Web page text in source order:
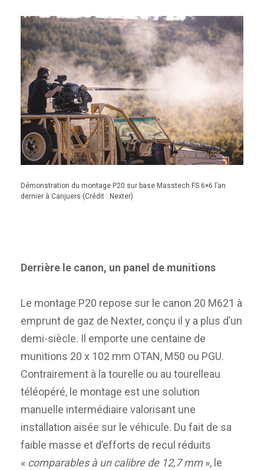
Démonstration du montage P20 sur base Masstech FS 6×6 l’an
dernier à Canjuers (Crédit : Nexter)
Derrière le canon, un panel de munitions
Le montage P20 repose sur le canon 20 M621 à
emprunt de gaz de Nexter, conçu il y a plus d’un
demi-siècle. Il emporte une centaine de
munitions 20 x 102 mm OTAN, M50 ou PGU.
Contrairement à la tourelle ou au tourelleau
téléopéré, le montage est une solution
manuelle intermédiaire valorisant une
installation aisée sur le véhicule. Du fait de sa
faible masse et d’efforts de recul réduits
« comparables à un calibre de 12,7 mm», le